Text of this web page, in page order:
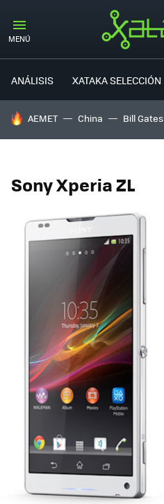
MENÚ
ANÁLISIS XATAKA SELECCIÓN
HOY SE HABLA DE
AEMET China Bill Gates
Sony Xperia ZL